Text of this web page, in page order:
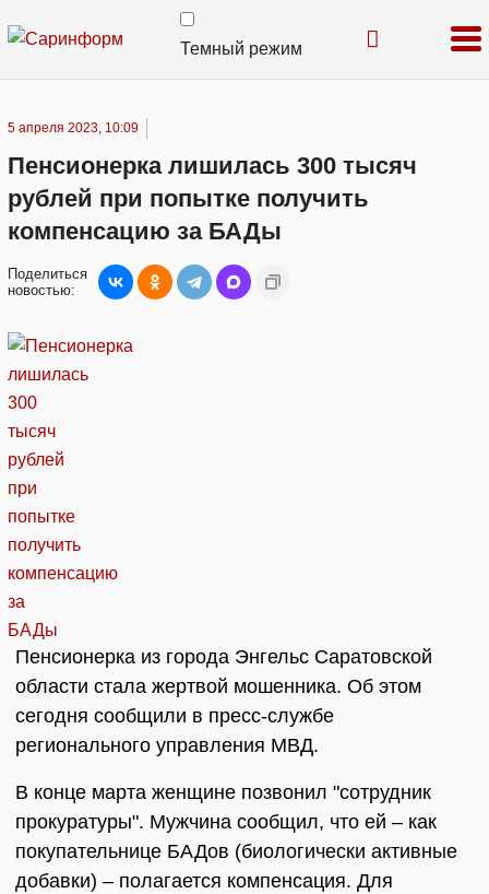
Темный режим
5 апреля 2023, 10:09
Пенсионерка лишилась 300 тысяч
рублей при попытке получить
компенсацию за БАДы
Поделиться
новостью:
Пенсионерка из города Энгельс Саратовской
области стала жертвой мошенника. Об этом
сегодня сообщили в пресс-службе
регионального управления МВД.
В конце марта женщине позвонил "сотрудник
прокуратуры". Мужчина сообщил, что ей – как
покупательнице БАДов (биологически активные
добавки) – полагается компенсация. Для